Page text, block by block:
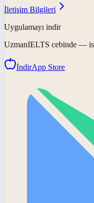
İletişim Bilgileri
Uygulamayı indir
UzmanIELTS cebinde —
İndirApp Store